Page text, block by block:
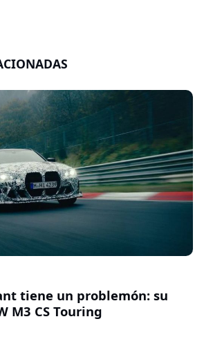
tiene un problemón: su
M3 CS Touring